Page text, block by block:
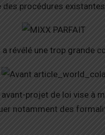
procédures existantes.
révélé une trop grande
projet de loi vise à
notamment des